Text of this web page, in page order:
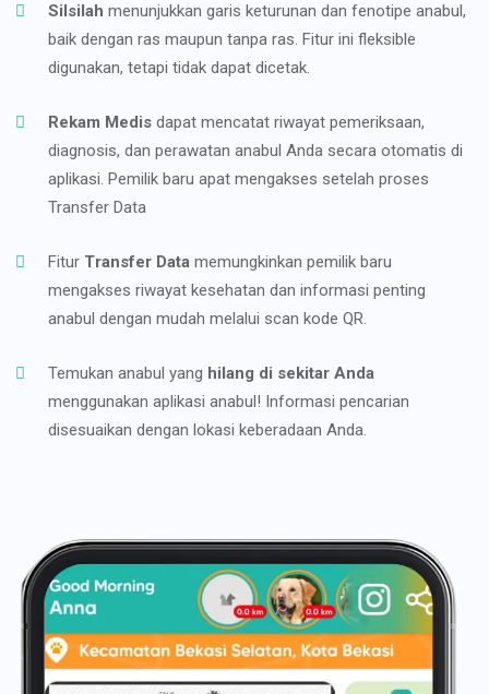
Silsilah menunjukkan garis keturunan dan fenotipe anabul,
baik dengan ras maupun tanpa ras. Fitur ini fleksible
digunakan, tetapi tidak dapat dicetak.
Rekam Medis dapat mencatat riwayat pemeriksaan,
diagnosis, dan perawatan anabul Anda secara otomatis di
aplikasi. Pemilik baru apat mengakses setelah proses
Transfer Data
Fitur Transfer Data memungkinkan pemilik baru
mengakses riwayat kesehatan dan informasi penting
anabul dengan mudah melalui scan kode QR.
Temukan anabul yang hilang di sekitar Anda
menggunakan aplikasi anabul! Informasi pencarian
disesuaikan dengan lokasi keberadaan Anda.